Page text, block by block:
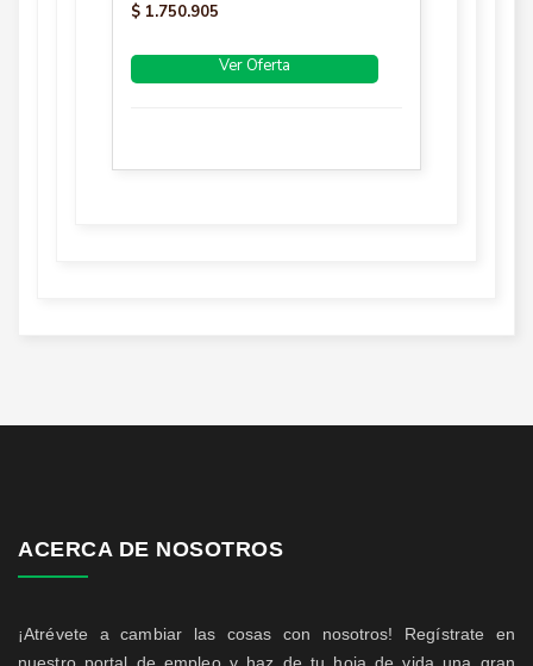
$ 1.750.905
Ver Oferta
ACERCA DE NOSOTROS
¡Atrévete a cambiar las cosas con nosotros! Regístrate en